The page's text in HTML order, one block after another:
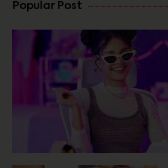
Popular Post